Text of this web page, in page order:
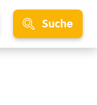
Suche